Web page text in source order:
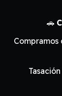
🚗
Compramos